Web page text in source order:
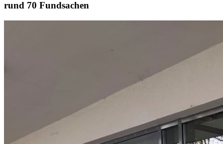
rund 70 Fundsachen